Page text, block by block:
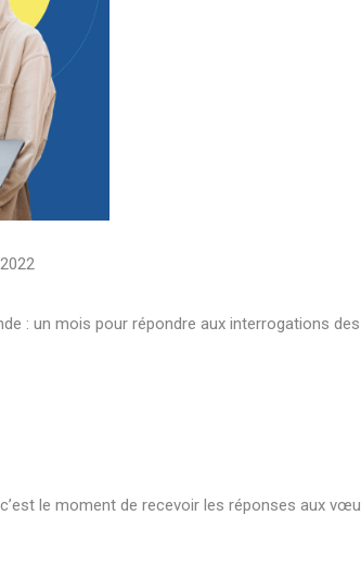
: un mois pour répondre aux interrogations
le moment de recevoir les réponses aux